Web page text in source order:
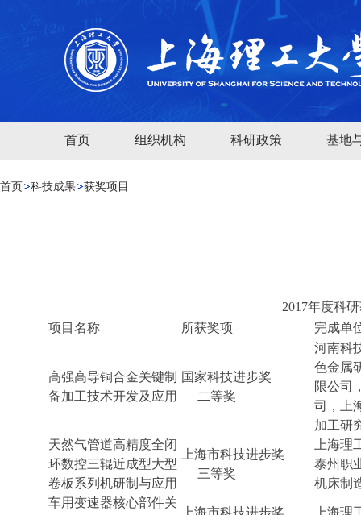
首页 组织机构 科研政策 基地
首页 科技成果 获奖项目
2017年度科
项目名称
所获奖项 完成单
高强高导铜合金关键制
备加工技术开发及应用
国家科技进步奖
二等奖
河南科
色金属
限公司
司，上
加工研
天然气管道高精度全闭
环数控三辊近成型大型
卷板系列机研制与应用
上海市科技进步奖
三等奖
上海理
泰州职
机床制
车用变速器核心部件关
上海市科技进步奖
上海理